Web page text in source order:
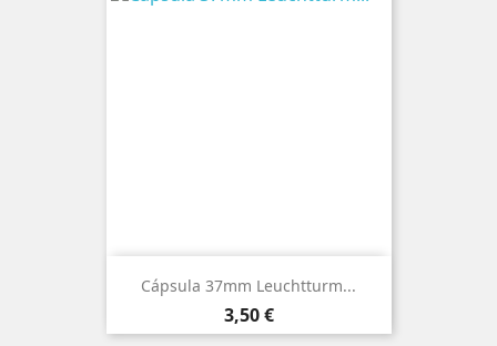
Cápsula 37mm Leuchtturm...
Preço
3,50 €